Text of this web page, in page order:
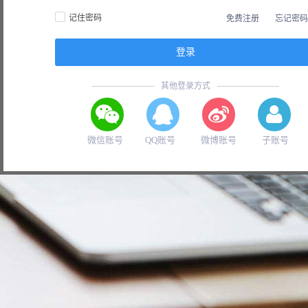
记住密码 免费注册 忘记密
其他登录方式
微信账号 QQ账号 微博账号 子账号